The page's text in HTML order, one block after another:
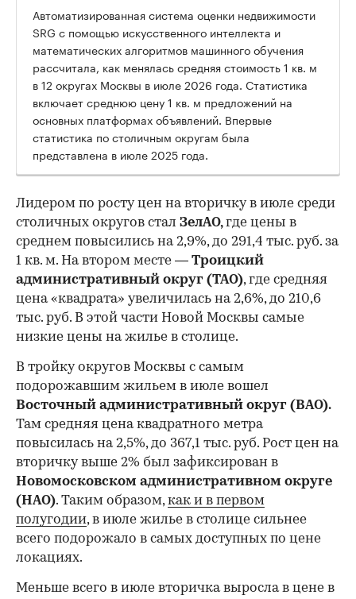
Автоматизированная система оценки недвижимости
SRG с помощью искусственного интеллекта и
математических алгоритмов машинного обучения
рассчитала, как менялась средняя стоимость 1 кв. м
в 12 округах Москвы в июле 2026 года. Статистика
включает среднюю цену 1 кв. м предложений на
основных платформах объявлений. Впервые
статистика по столичным округам была
представлена в июле 2025 года.
Лидером по росту цен на вторичку в июле среди
столичных округов стал ЗелАО,где цены в
среднем повысились на 2,9%, до 291,4 тыс. руб. за
1 кв. м. На втором месте — Троицкий
административный округ (ТАО), где средняя
цена «квадрата» увеличилась на 2,6%, до 210,6
тыс. руб. В этой части Новой Москвы самые
низкие цены на жилье в столице.
В тройку округов Москвы с самым
подорожавшим жильем в июле вошел
Восточный административный округ (ВАО).
Там средняя цена квадратного метра
повысилась на 2,5%, до 367,1 тыс. руб. Рост цен на
вторичку выше 2% был зафиксирован в
Новомосковском административном округе
(НАО). Таким образом,как и в первом
полугодии, в июле жилье в столице сильнее
всего подорожало в самых доступных по цене
локациях.
Меньше всего в июле вторичка выросла в цене в